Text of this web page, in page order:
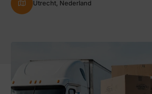
Utrecht, Nederland